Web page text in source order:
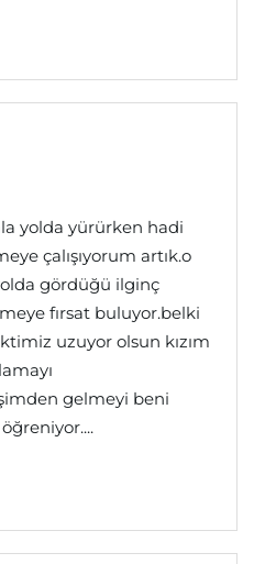
yolda yürürken hadi
çalışıyorum artık.o
gördüğü ilginç
fırsat buluyor.belki
uzuyor olsun kızım
gelmeyi beni